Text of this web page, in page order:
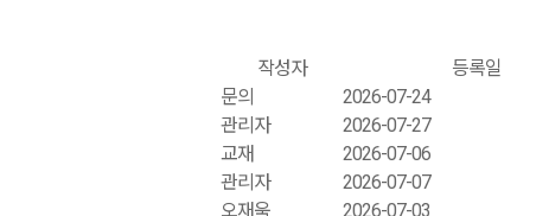
작성자 등록일
문의 2026-07-24
관리자 2026-07-27
교재 2026-07-06
관리자 2026-07-07
오재욱 2026-07-03